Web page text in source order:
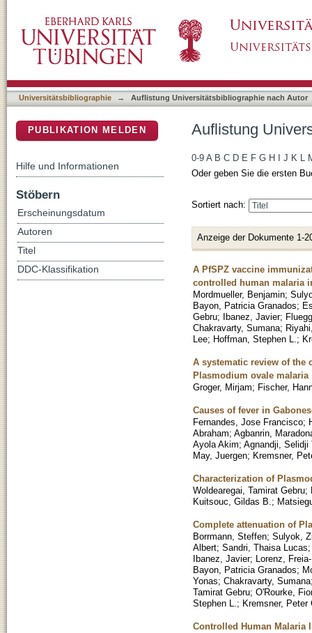
Universitätsbibliographie → Auflistung Universitätsbibliographie nach Autor
Auflistung
0-9 A B C D E F G H J K L
Oder geben Sie die ersten
Sortiert nach:
Anzeige der Dokumente 1-
A PfSPZ vaccine
controlled human malaria
Mordmueller, Benjamin;
Bayon, Patricia Granados;
Gebru; Ibanez, Javier;
Chakravarty, Sumana;
Lee; Hoffman, Stephen L. ;
A systematic review of the
Plasmodium ovale malaria
Groger, Mirjam; Fischer,
Causes of fever in
Fernandes, Jose Francisco;
Abraham; Agbanrin,
Ayola Akim; Agnandji, Selidji
May, Juergen; Kremsner,
Characterization of
Woldearegai, Tamirat Gebru;
Kuitsouc, Gildas B. ;
Complete attenuation of
Borrmann, Steffen; Sulyok,
Albert; Sandri, Thaisa Lucas
Ibanez, Javier; Lorenz,
Bayon, Patricia Granados;
Yonas; Chakravarty, Sumana
Tamirat Gebru; O'Rourke,
Stephen L. ; Kremsner, Peter
Controlled Human Malaria
PUBLIKATION MELDEN
Hilfe und Informationen
Stöbern
Erscheinungsdatum
Autoren
Titel
DDC-Klassifikation